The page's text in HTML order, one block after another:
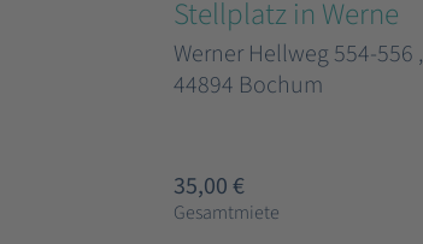
Stellplatz in Werne
Werner Hellweg 554-556 ,
44894 Bochum
35,00 €
Gesamtmiete